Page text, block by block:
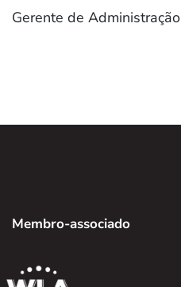
Gerente de Administração
Membro-associado